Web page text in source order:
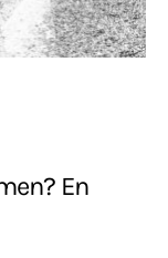
En